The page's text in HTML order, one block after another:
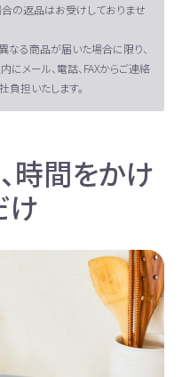
の返品はお受けしておりませ
る商品が届いた場合に限り、
にメール、電話、FAXからご連絡
負担いたします。
時間をかけ
け